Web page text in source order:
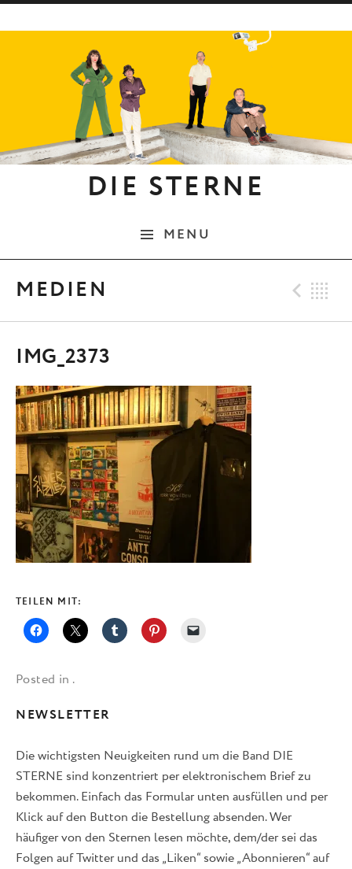
DIE STERNE
MENU
MEDIEN
IMG_2373
TEILEN MIT:
Posted in .
NEWSLETTER
Die wichtigsten Neuigkeiten rund um die Band DIE
STERNE sind konzentriert per elektronischem Brief zu
bekommen. Einfach das Formular unten ausfüllen und per
Klick auf den Button die Bestellung absenden. Wer
häufiger von den Sternen lesen möchte, dem/der sei das
Folgen auf Twitter und das „Liken“ sowie „Abonnieren“ auf